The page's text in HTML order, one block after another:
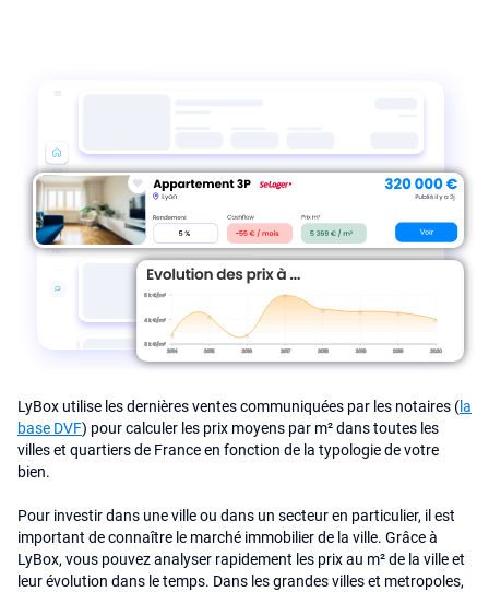
LyBox utilise les dernières ventes communiquées par les notaires (la
base DVF) pour calculer les prix moyens par m² dans toutes les
villes et quartiers de France en fonction de la typologie de votre
bien.
Pour investir dans une ville ou dans un secteur en particulier, il est
important de connaître le marché immobilier de la ville. Grâce à
LyBox, vous pouvez analyser rapidement les prix au m² de la ville et
leur évolution dans le temps. Dans les grandes villes et metropoles,